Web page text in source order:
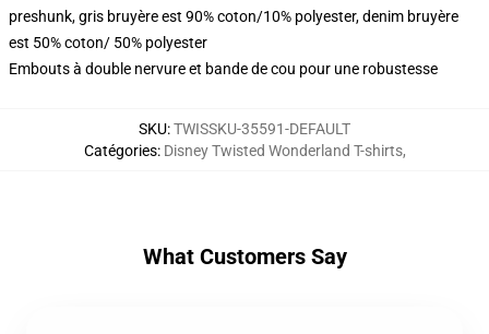
preshunk, gris bruyère est 90% coton/10% polyester, denim bruyère
est 50% coton/ 50% polyester
Embouts à double nervure et bande de cou pour une robustesse
SKU:TWISSKU-35591-DEFAULT
Catégories: Disney Twisted Wonderland T-shirts,
What Customers Say